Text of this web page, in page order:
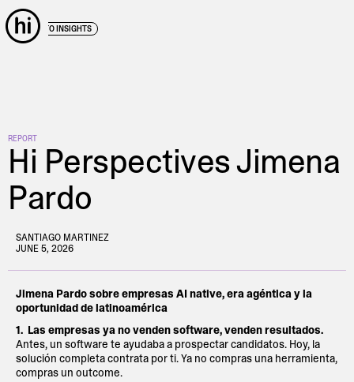
← BACK TO INSIGHTS
REPORT
Hi Perspectives Jimena
Pardo
SANTIAGO MARTINEZ
JUNE 5, 2026
Jimena Pardo sobre empresas AI native, era agéntica y la
oportunidad de latinoamérica
1. Las empresas ya no venden software, venden resultados.
Antes, un software te ayudaba a prospectar candidatos. Hoy, la
solución completa contrata por ti. Ya no compras una herramienta,
compras un outcome.